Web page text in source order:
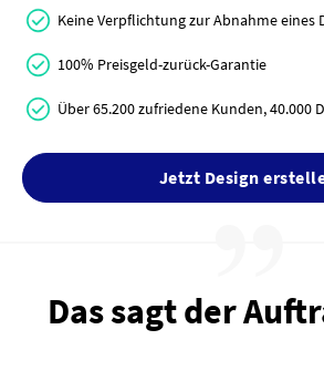
Keine Verpflichtung zur Abnahme eines
100% Preisgeld-zurück-Garantie
Über 65.200 zufriedene Kunden, 40.000
Jetzt Design
Das sagt der